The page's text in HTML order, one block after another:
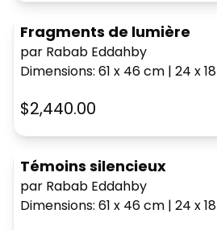
Fragments de lumière
par Rabab Eddahby
Dimensions: 61 x 46cm | 24 x 18
$2,440.00
Témoins silencieux
par Rabab Eddahby
Dimensions: 61 x 46cm | 24 x 18